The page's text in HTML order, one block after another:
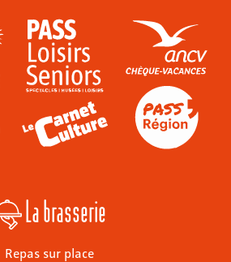
La brasserie
Repas sur place